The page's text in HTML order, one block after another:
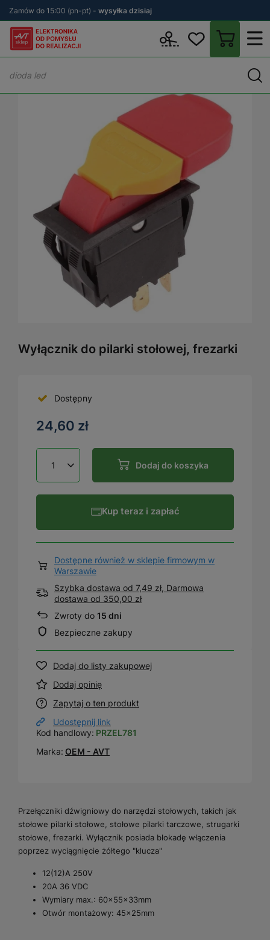
Zamów do 15:00 (pn-pt) - wysyłka dzisiaj
Włączniki i
Wyłącznik do pilarki stołowej, frezarki
Dostępny
24,60 zł
Dodaj do koszyka
Kup teraz i zapłać
Dostępne również w sklepie firmowym w
Warszawie
Szybka dostawa od 7,49 zł, Darmowa
dostawa od 350,00 zł
Zwroty do 15 dni
Bezpieczne zakupy
Dodaj do listy zakupowej
Dodaj opinię
Zapytaj o ten produkt
Udostępnij link
Kod handlowy: PRZEL781
Marka: OEM - AVT
Przełączniki dźwigniowy do narzędzi stołowych, takich jak
stołowe pilarki stołowe, stołowe pilarki tarczowe, strugarki
stołowe, frezarki. Wyłącznik posiada blokadę włączenia
poprzez wyciągnięcie żółtego "klucza"
12(12)A 250V
20A 36 VDC
Wymiary max.: 60x55x33mm
Otwór montażowy: 45x25mm